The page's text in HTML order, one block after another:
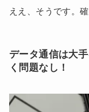
ええ、そうです。
データ通信は大
く問題なし！